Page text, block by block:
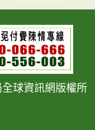
球資訊網版權所